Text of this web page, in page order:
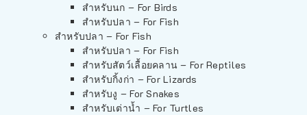
สำหรับนก – For Birds
สำหรับปลา – For Fish
สำหรับปลา – For Fish
สำหรับปลา – For Fish
สำหรับสัตว์เลื้อยคลาน – For Reptiles
สำหรับกิ้งก่า – For Lizards
สำหรับงู – For Snakes
สำหรับเต่าน้ำ – For Turtles